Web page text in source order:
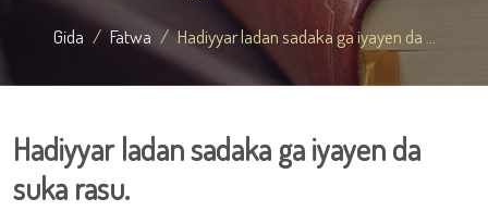
Gida Fatwa Hadiyyar ladan sadaka ga iyayen da ...
Hadiyyar ladan sadaka ga iyayen da
suka rasu.